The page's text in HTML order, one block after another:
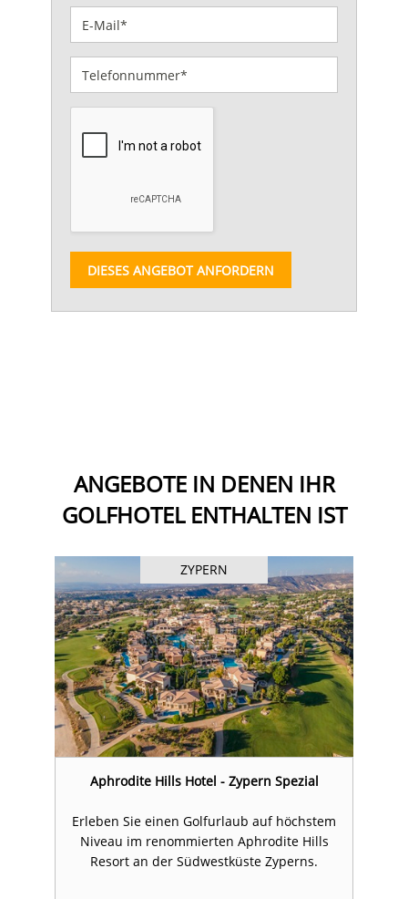
DIESES ANGEBOT ANFORDERN
ANGEBOTE IN DENEN IHR
GOLFHOTEL ENTHALTEN IST
ZYPERN
Aphrodite Hills Hotel - Zypern Spezial
Erleben Sie einen Golfurlaub auf höchstem
Niveau im renommierten Aphrodite Hills
Resort an der Südwestküste Zyperns.